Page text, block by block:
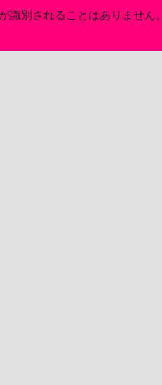
識別されることはありません。